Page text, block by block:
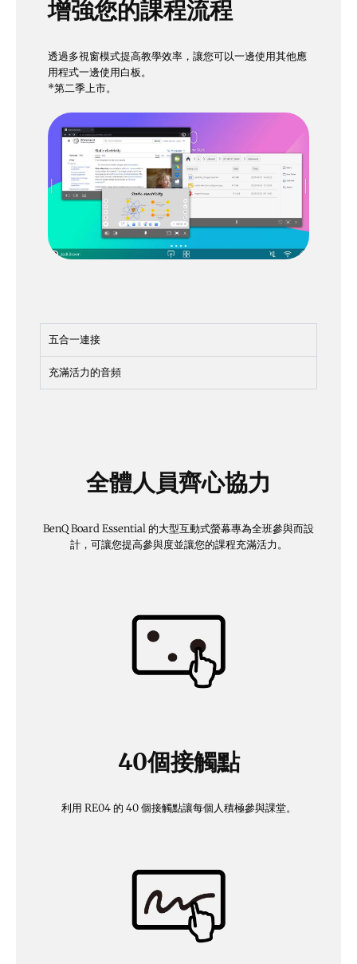
增強您的課程流程
透過多視窗模式提高教學效率，讓您可以一邊使用其他應
用程式一邊使用白板。
*第二季上市。
五合一連接
充滿活力的音頻
全體人員齊心協力
BenQ Board Essential 的大型互動式螢幕專為全班參與而設
計，可讓您提高參與度並讓您的課程充滿活力。
40個接觸點
利用 RE04 的 40 個接觸點讓每個人積極參與課堂。